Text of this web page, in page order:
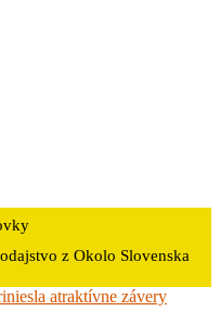
z Okolo Slovenska
atraktívne závery